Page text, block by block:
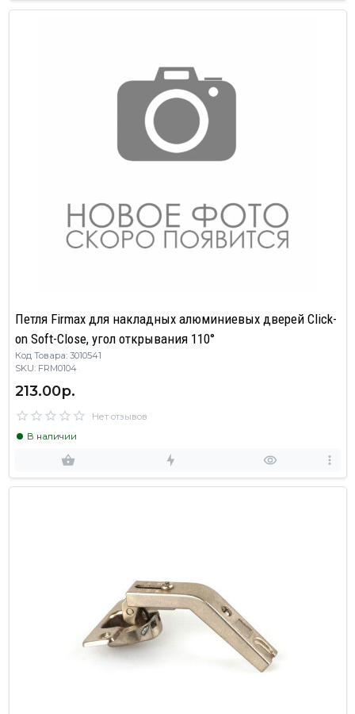
Петля Firmax для накладных алюминиевых дверей Click-
on Soft-Close, угол открывания 110°
Код Товара: 3010541
SKU: FRM0104
213.00р.
Нет отзывов
В наличии